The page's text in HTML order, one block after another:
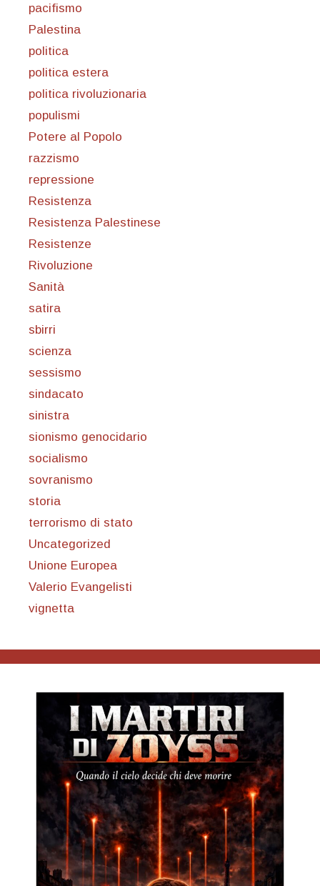
pacifismo
Palestina
politica
politica estera
politica rivoluzionaria
populismi
Potere al Popolo
razzismo
repressione
Resistenza
Resistenza Palestinese
Resistenze
Rivoluzione
Sanità
satira
sbirri
scienza
sessismo
sindacato
sinistra
sionismo genocidario
socialismo
sovranismo
storia
terrorismo di stato
Uncategorized
Unione Europea
Valerio Evangelisti
vignetta